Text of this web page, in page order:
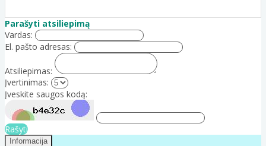
Parašyti atsiliepimą
Vardas:
El. pašto adresas:
Atsiliepimas:
Įvertinimas:
Įveskite saugos kodą:
Rašyti
Informacija